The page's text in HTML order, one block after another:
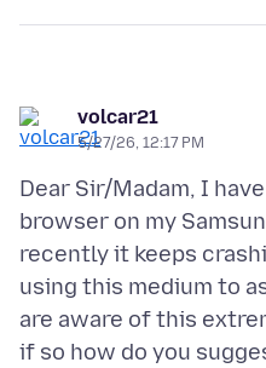
volcar21
5/27/26, 12:17 PM
Dear Sir/Madam, I
browser on my
recently it keeps
using this medium to
are aware of this
if so how do you